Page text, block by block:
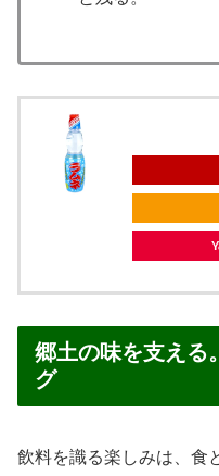
郷土の味を支える
グ
飲料を識る楽しみは、食